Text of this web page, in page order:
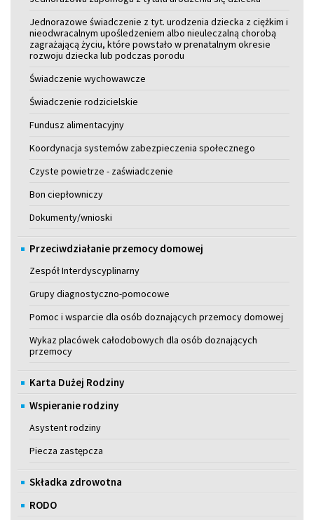
Jednorazowe świadczenie z tyt. urodzenia dziecka z ciężkim i
nieodwracalnym upośledzeniem albo nieuleczalną chorobą
zagrażającą życiu, które powstało w prenatalnym okresie
rozwoju dziecka lub podczas porodu
Świadczenie wychowawcze
Świadczenie rodzicielskie
Fundusz alimentacyjny
Koordynacja systemów zabezpieczenia społecznego
Czyste powietrze - zaświadczenie
Bon ciepłowniczy
Dokumenty/wnioski
Przeciwdziałanie przemocy domowej
Zespół Interdyscyplinarny
Grupy diagnostyczno-pomocowe
Pomoc i wsparcie dla osób doznających przemocy domowej
Wykaz placówek całodobowych dla osób doznających
przemocy
Karta Dużej Rodziny
Wspieranie rodziny
Asystent rodziny
Piecza zastępcza
Składka zdrowotna
RODO